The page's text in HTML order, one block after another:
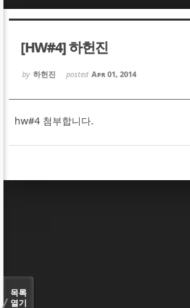
[HW#4] 하헌진
by 하헌진 posted Apr 01, 2014
hw#4 첨부합니다.
목록
열기
Sketchbook5, 스케치
Sketchbook5, 스케
Sketchbook5, 스케치
Sketchbook5, 스케